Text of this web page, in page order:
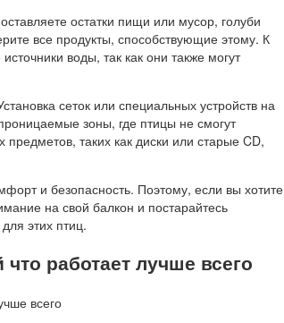
остатки пищи или мусор, голуби
все продукты, способствующие этому. К
воды, так как они также могут
сеток или специальных устройств на
зоны, где птицы не смогут
таких как диски или старые CD,
и безопасность. Поэтому, если вы хотите
на свой балкон и постарайтесь
этих птиц.
работает лучше всего